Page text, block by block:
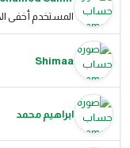
المستخدم أخفى
Shimaa
ابراهيم محمد